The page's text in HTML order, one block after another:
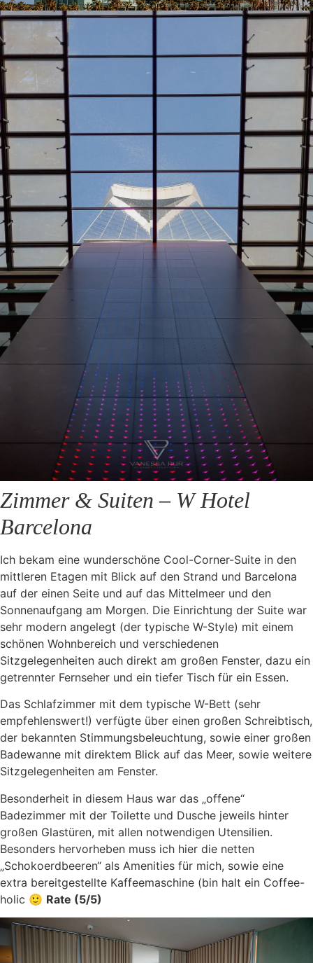
Zimmer & Suiten – W Hotel
Barcelona
Ich bekam eine wunderschöne Cool-Corner-Suite in den
mittleren Etagen mit Blick auf den Strand und Barcelona
auf der einen Seite und auf das Mittelmeer und den
Sonnenaufgang am Morgen. Die Einrichtung der Suite war
sehr modern angelegt (der typische W-Style) mit einem
schönen Wohnbereich und verschiedenen
Sitzgelegenheiten auch direkt am großen Fenster, dazu ein
getrennter Fernseher und ein tiefer Tisch für ein Essen.
Das Schlafzimmer mit dem typische W-Bett (sehr
empfehlenswert!) verfügte über einen großen Schreibtisch,
der bekannten Stimmungsbeleuchtung, sowie einer großen
Badewanne mit direktem Blick auf das Meer, sowie weitere
Sitzgelegenheiten am Fenster.
Besonderheit in diesem Haus war das „offene“
Badezimmer mit der Toilette und Dusche jeweils hinter
großen Glastüren, mit allen notwendigen Utensilien.
Besonders hervorheben muss ich hier die netten
„Schokoerdbeeren“ als Amenities für mich, sowie eine
extra bereitgestellte Kaffeemaschine (bin halt ein Coffee-
holic 🙂 Rate (5/5)